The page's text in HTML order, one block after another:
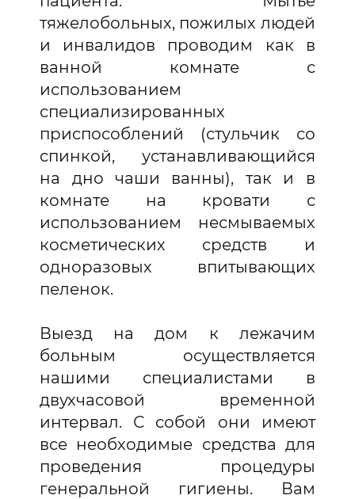
тяжелобольных, пожилых людей
и инвалидов проводим как в
ванной комнате с
использованием
специализированных
приспособлений (стульчик со
спинкой, устанавливающийся
на дно чаши ванны), так и в
комнате на кровати с
использованием несмываемых
косметических средств и
одноразовых впитывающих
пеленок.
Выезд на дом к лежачим
больным осуществляется
нашими специалистами в
двухчасовой временной
интервал. С собой они имеют
все необходимые средства для
проведения процедуры
генеральной гигиены. Вам